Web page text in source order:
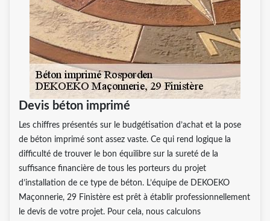
Devis béton imprimé
Les chiffres présentés sur le budgétisation d’achat et la pose
de béton imprimé sont assez vaste. Ce qui rend logique la
difficulté de trouver le bon équilibre sur la sureté de la
suffisance financière de tous les porteurs du projet
d’installation de ce type de béton. L’équipe de DEKOEKO
Maçonnerie, 29 Finistère est prêt à établir professionnellement
le devis de votre projet. Pour cela, nous calculons